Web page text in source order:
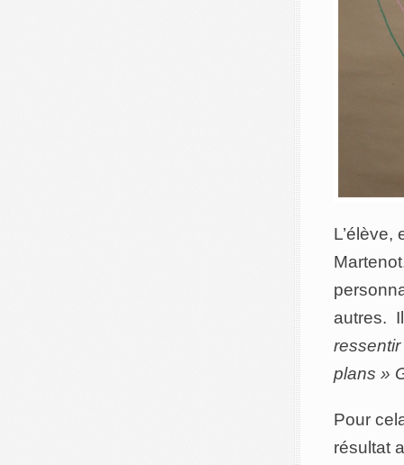
autres.
plans »
Pour
résultat